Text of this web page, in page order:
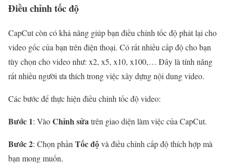
Điều chỉnh tốc độ
CapCut còn có khả năng giúp bạn điều chỉnh tốc độ phát lại cho
video gốc của bạn trên điện thoại. Có rất nhiều cấp độ cho bạn
tùy chọn cho video như: x2, x5, x10, x100,… Đây là tính năng
rất nhiều người ưa thích trong việc xây dựng nội dung video.
Các bước để thực hiện điều chỉnh tốc độ video:
Bước 1: VàoChỉnh sửatrên giao diện làm việc của CapCut.
Bước 2: Chọn phầnTốc độvà điều chỉnh cấp độ thích hợp mà
bạn mong muốn.